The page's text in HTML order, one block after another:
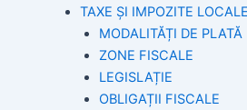
TAXE ȘI IMPOZITE LOCALE
MODALITĂȚI DE PLATĂ
ZONE FISCALE
LEGISLAȚIE
OBLIGAȚII FISCALE